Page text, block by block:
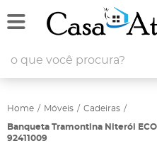
Home Móveis Cadeiras
Banqueta Tramontina Niterói
92411009